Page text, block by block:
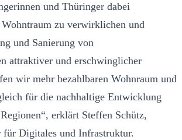
und Thüringer dabei
zu verwirklichen und
und Sanierung von
attraktiver und erschwinglicher
wir mehr bezahlbaren Wohnraum und
für die nachhaltige Entwicklung
erklärt Steffen Schütz,
Digitales und Infrastruktur.